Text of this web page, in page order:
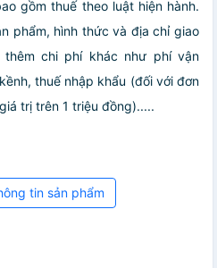
gồm thuế theo luật hiện hành.
phẩm, hình thức và địa chỉ giao
chi phí khác như phí vận
thuế nhập khẩu (đối với đơn
trị trên 1 triệu đồng).....
tin sản phẩm